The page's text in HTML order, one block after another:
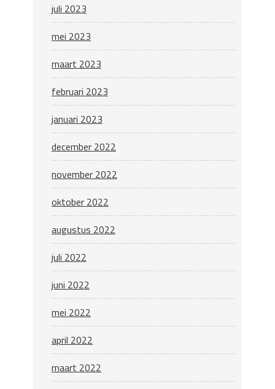
juli 2023
mei 2023
maart 2023
februari 2023
januari 2023
december 2022
november 2022
oktober 2022
augustus 2022
juli 2022
juni 2022
mei 2022
april 2022
maart 2022